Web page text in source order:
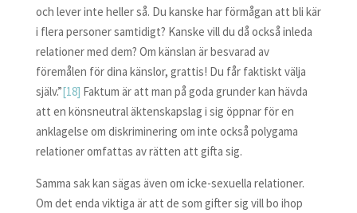
och lever inte heller så. Du kanske har förmågan att bli kär
i flera personer samtidigt? Kanske vill du då också inleda
relationer med dem? Om känslan är besvarad av
föremålen för dina känslor, grattis! Du får faktiskt välja
själv.”[18] Faktum är att man på goda grunder kan hävda
att en könsneutral äktenskapslag i sig öppnar för en
anklagelse om diskriminering om inte också polygama
relationer omfattas av rätten att gifta sig.
Samma sak kan sägas även om icke-sexuella relationer.
Om det enda viktiga är att de som gifter sig vill bo ihop